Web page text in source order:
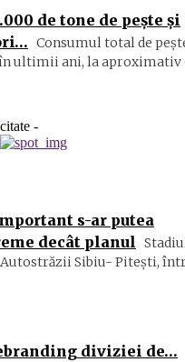
de tone de peşte şi
Consumul total de
ul­timii ani, la aproximativ
-
s-ar putea
decât planul
Sibiu- Piteşti,
diviziei de…